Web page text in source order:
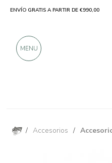
/ Accesorios /
ENVÍO GRATIS A PARTIR DE €990,00
MENU